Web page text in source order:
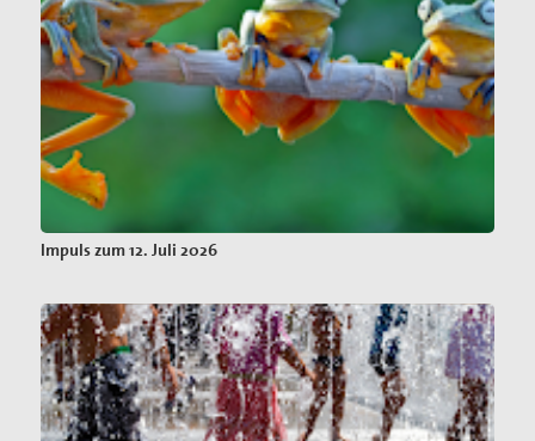
Impuls zum 12. Juli 2026